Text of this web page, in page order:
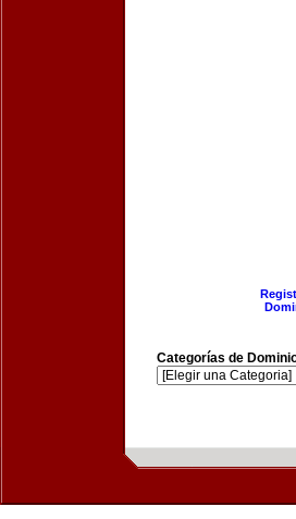
Categorías de